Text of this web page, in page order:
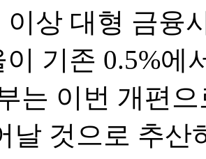
이상 대형 금융
이 기존 0.5%에
는 이번 개편
날 것으로 추산